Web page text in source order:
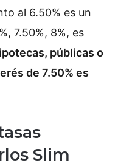
al 6.50% es un
7.50%, 8%, es
públicas o
de 7.50% es
Slim